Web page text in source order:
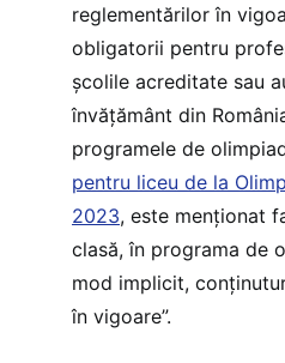
reglementărilor în
obligatorii pentru
școlile acreditate sau
învățământ din
programele de
pentru liceu de la
2023, este menționat
clasă, în programa de
mod implicit,
în vigoare”.